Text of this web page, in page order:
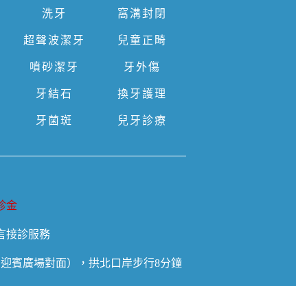
洗牙
超聲波潔牙
噴砂潔牙
牙結石
牙菌斑
窩溝封閉
兒童正畸
牙外傷
換牙護理
兒牙診療
金
接診服務
賓廣場對面），拱北口岸步行8分鐘